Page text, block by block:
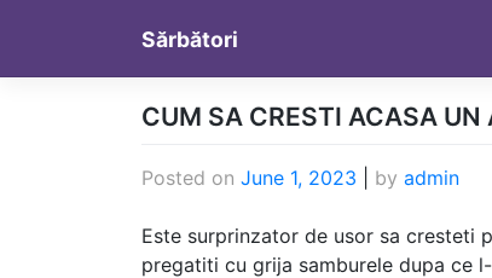
content
Sărbători
CUM SA CRESTI ACASA UN
Posted on June 1, 2023 by admin
Este surprinzator de usor sa cresteti
pregatiti cu grija samburele dupa ce